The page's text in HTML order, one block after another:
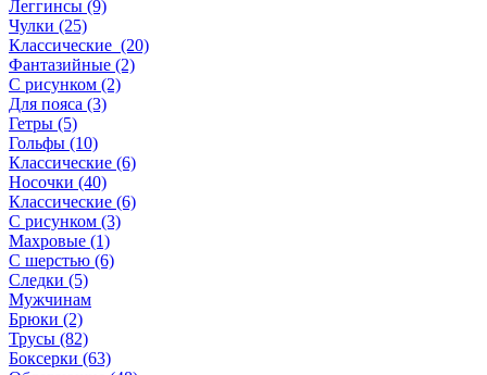
Леггинсы (9)
Чулки (25)
Классические (20)
Фантазийные (2)
С рисунком (2)
Для пояса (3)
Гетры (5)
Гольфы (10)
Классические (6)
Носочки (40)
Классические (6)
С рисунком (3)
Махровые (1)
С шерстью (6)
Следки (5)
Мужчинам
Брюки (2)
Трусы (82)
Боксерки (63)